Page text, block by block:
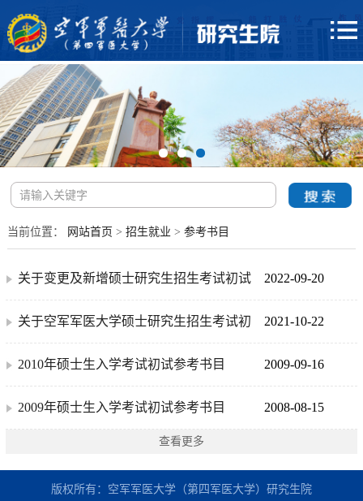
当前位置： 网站首页 > 招生就业 > 参考书目
关于变更及新增硕士研究生招生考试初试
科目的公告
2022-09-20
关于空军军医大学硕士研究生招生考试初
试自命题科目参考书目及参考题型的公告
2021-10-22
2010年硕士生入学考试初试参考书目 2009-09-16
2009年硕士生入学考试初试参考书目 2008-08-15
查看更多
版权所有：空军军医大学（第四军医大学）研究生院